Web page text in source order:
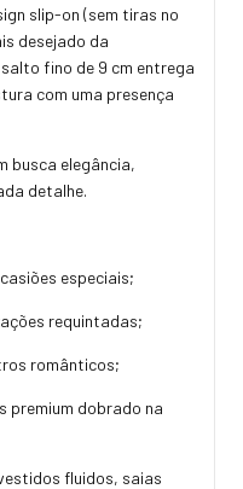
slip-on (sem tiras no
desejado da
fino de 9 cm entrega
com uma presença
busca elegância,
detalhe.
especiais;
requintadas;
românticos;
premium dobrado na
fluidos, saias